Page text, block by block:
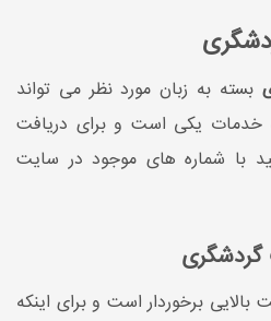
بسته به زبان مورد نظر می تواند
خدمات یکی است و برای دریافت
با شماره های موجود در سایت
گردشگری
بالایی برخوردار است و برای اینکه